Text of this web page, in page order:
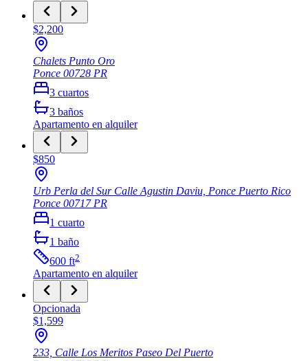
$2,200
Chalets Punto Oro
Ponce 00728 PR
3 cuartos
3 baños
Apartamento en alquiler
$850
Urb Perla del Sur Calle Agustin Daviu, Ponce Puerto Rico
Ponce 00717PR
1 cuarto
1 baño
600 ft2
Apartamento en alquiler
Opcionada
$1,599
233, Calle Los Meritos Paseo Del Puerto